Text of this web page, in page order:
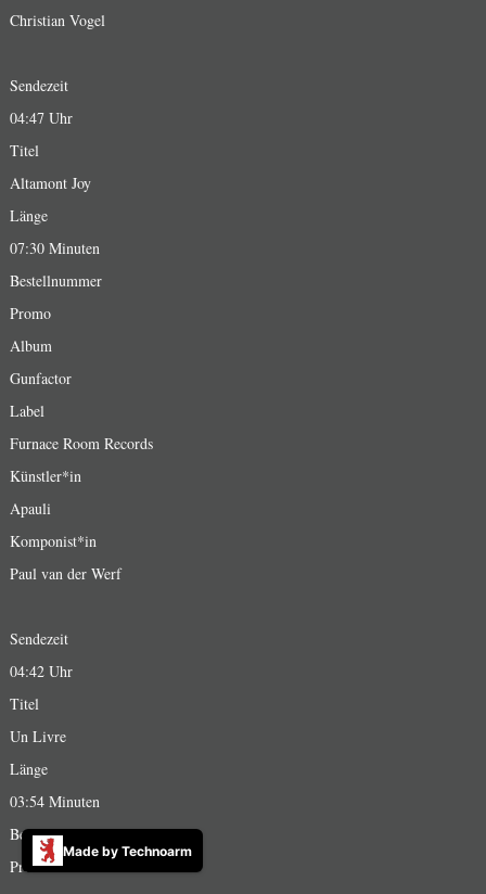
Christian Vogel
Sendezeit
04:47 Uhr
Titel
Altamont Joy
Länge
07:30 Minuten
Bestellnummer
Promo
Album
Gunfactor
Label
Furnace Room Records
Künstler*in
Apauli
Komponist*in
Paul van der Werf
Sendezeit
04:42 Uhr
Titel
Un Livre
Länge
03:54 Minuten
Bestellnummer
Promo
Made by Technoarm